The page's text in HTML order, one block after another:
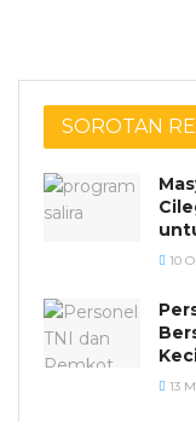
SOROTAN
10
13